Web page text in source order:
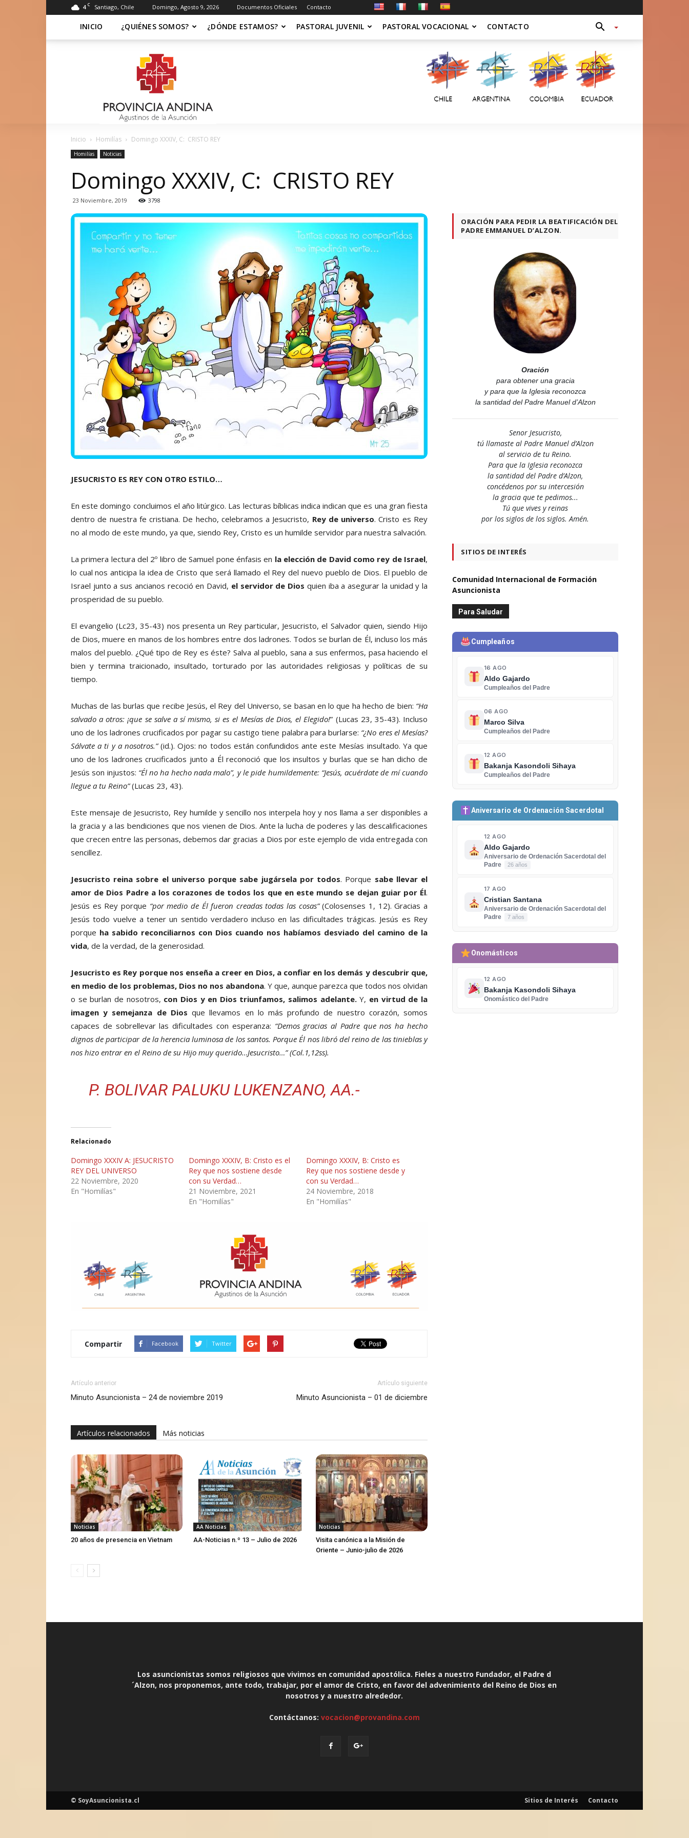
4 C Santiago, Chile Domingo, Agosto 9, 2026 Documentos Oficiales Contacto
INICIO ¿QUIÉNES SOMOS? ¿DÓNDE ESTAMOS? PASTORAL JUVENIL PASTORAL VOCACIONAL CONTACTO
Asuncionista
Inicio Homilías Domingo XXXIV, C: CRISTO REY
Homilías Noticias
Domingo XXXIV, C: CRISTO REY
23 Noviembre, 2019 3798
JESUCRISTO ES REY CON OTRO ESTILO…
En este domingo concluimos el año litúrgico. Las lecturas bíblicas indica indican que es una gran fiesta
dentro de nuestra fe cristiana. De hecho, celebramos a Jesucristo, Rey de universo. Cristo es Rey
no al modo de este mundo, ya que, siendo Rey, Cristo es un humilde servidor para nuestra salvación.
La primera lectura del 2º libro de Samuel pone énfasis en la elección de David como rey de Israel,
lo cual nos anticipa la idea de Cristo que será llamado el Rey del nuevo pueblo de Dios. El pueblo de
Israel junto a sus ancianos recoció en David, el servidor de Dios quien iba a asegurar la unidad y la
prosperidad de su pueblo.
El evangelio (Lc23, 35-43) nos presenta un Rey particular, Jesucristo, el Salvador quien, siendo Hijo
de Dios, muere en manos de los hombres entre dos ladrones. Todos se burlan de Él, incluso los más
malos del pueblo. ¿Qué tipo de Rey es éste? Salva al pueblo, sana a sus enfermos, pasa haciendo el
bien y termina traicionado, insultado, torturado por las autoridades religiosas y políticas de su
tiempo.
Muchas de las burlas que recibe Jesús, el Rey del Universo, se basan en lo que ha hecho de bien: “Ha
salvado a otros: ¡que se salve a sí mismo, si es el Mesías de Dios, el Elegido!” (Lucas 23, 35-43). Incluso
uno de los ladrones crucificados por pagar su castigo tiene palabra para burlarse: “¿No eres el Mesías?
Sálvate a ti y a nosotros.”(id.). Ojos: no todos están confundidos ante este Mesías insultado. Ya que
uno de los ladrones crucificados junto a Él reconoció que los insultos y burlas que se han dicho de
Jesús son injustos: “Él no ha hecho nada malo”, y le pide humildemente: “Jesús, acuérdate de mí cuando
llegue a tu Reino”(Lucas 23, 43).
Este mensaje de Jesucristo, Rey humilde y sencillo nos interpela hoy y nos llama a ser disponibles a
la gracia y a las bendiciones que nos vienen de Dios. Ante la lucha de poderes y las descalificaciones
que crecen entre las personas, debemos dar gracias a Dios por este ejemplo de vida entregada con
sencillez.
Jesucristo reina sobre el universo porque sabe jugársela por todos. Porque sabe llevar el
amor de Dios Padre a los corazones de todos los que en este mundo se dejan guiar por Él.
Jesús es Rey porque “por medio de Él fueron creadas todas las cosas”(Colosenses 1, 12). Gracias a
Jesús todo vuelve a tener un sentido verdadero incluso en las dificultades trágicas. Jesús es Rey
porque ha sabido reconciliarnos con Dios cuando nos habíamos desviado del camino de la
vida, de la verdad, de la generosidad.
Jesucristo es Rey porque nos enseña a creer en Dios, a confiar en los demás y descubrir que,
en medio de los problemas, Dios no nos abandona. Y que, aunque parezca que todos nos olvidan
o se burlan de nosotros, con Dios y en Dios triunfamos, salimos adelante.Y, en virtud de la
imagen y semejanza de Dios que llevamos en lo más profundo de nuestro corazón, somos
capaces de sobrellevar las dificultades con esperanza: “Demos gracias al Padre que nos ha hecho
dignos de participar de la herencia luminosa de los santos. Porque Él nos libró del reino de las tinieblas y
nos hizo entrar en el Reino de su Hijo muy querido…Jesucristo…” (Col.1,12ss).
P. BOLIVAR PALUKU LUKENZANO, AA.-
Relacionado
Domingo XXXIV A: JESUCRISTO
REY DEL UNIVERSO
22 Noviembre, 2020
En "Homilías"
Domingo XXXIV, B: Cristo es el
Rey que nos sostiene desde
con su Verdad…
21 Noviembre, 2021
En "Homilías"
Domingo XXXIV, B: Cristo es
Rey que nos sostiene desde y
con su Verdad…
24 Noviembre, 2018
En "Homilías"
Compartir Facebook Twitter
Artículo anterior
Minuto Asuncionista – 24 de noviembre 2019
Artículo siguiente
Minuto Asuncionista – 01 de diciembre
Artículos relacionados Más noticias
Noticias
20 años de presencia en Vietnam
AA Noticias
AA-Noticias n.º 13 – Julio de 2026
Noticias
Visita canónica a la Misión de
Oriente – Junio-julio de 2026
ORACIÓN PARA PEDIR LA BEATIFICACIÓN DEL
PADRE EMMANUEL D’ALZON.
Oración
para obtener una gracia
y para que la Iglesia reconozca
la santidad del Padre Manuel d’Alzon
Senor Jesucristo,
tú llamaste al Padre Manuel d’Alzon
al servicio de tu Reino.
Para que la Iglesia reconozca
la santidad del Padre d’Alzon,
concédenos por su intercesión
la gracia que te pedimos...
Tú que vives y reinas
por los siglos de los siglos. Amén.
SITIOS DE INTERÉS
Comunidad Internacional de Formación
Asuncionista
Para Saludar
Cumpleaños
16 AGO
Aldo Gajardo
Cumpleaños del Padre
06 AGO
Marco Silva
Cumpleaños del Padre
12 AGO
Bakanja Kasondoli Sihaya
Cumpleaños del Padre
Aniversario de Ordenación Sacerdotal
12 AGO
Aldo Gajardo
Aniversario de Ordenación Sacerdotal del
Padre
26 años
17 AGO
Cristian Santana
Aniversario de Ordenación Sacerdotal del
Padre
7 años
Onomásticos
12 AGO
Bakanja Kasondoli Sihaya
Onomástico del Padre
Los asuncionistas somos religiosos que vivimos en comunidad apostólica. Fieles a nuestro Fundador, el Padre d
´Alzon, nos proponemos, ante todo, trabajar, por el amor de Cristo, en favor del advenimiento del Reino de Dios en
nosotros y a nuestro alrededor.
Contáctanos: vocacion@provandina.com
Sitios de Interés Contacto
© SoyAsuncionista.cl